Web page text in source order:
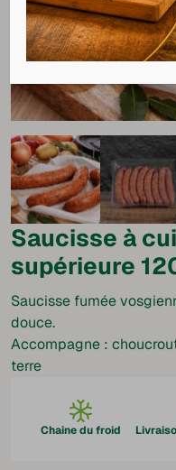
Saucisse à
supérieure
Saucisse fumée
douce.
Accompagne :
terre
Chaine du froid